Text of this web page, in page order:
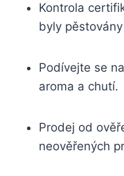
Kontrola
byly
Podívejte​ se
aroma a chutí.
Prodej od
neověřených